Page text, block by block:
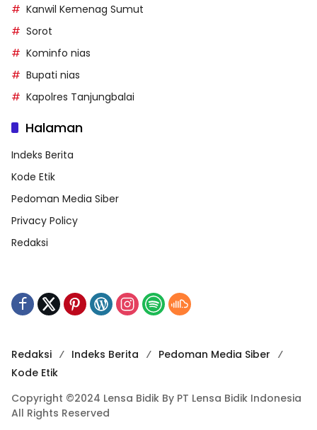
Kanwil Kemenag Sumut
Sorot
Kominfo nias
Bupati nias
Kapolres Tanjungbalai
Halaman
Indeks Berita
Kode Etik
Pedoman Media Siber
Privacy Policy
Redaksi
Redaksi Indeks Berita
Pedoman Media Siber
Kode Etik
Copyright ©2024 Lensa Bidik By PT Lensa Bidik Indonesia
All Rights Reserved